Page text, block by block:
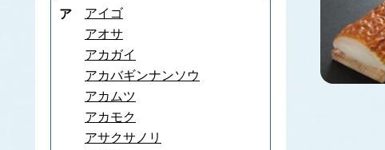
ア
アイゴ
アオサ
アカガイ
アカバギンナンソウ
アカムツ
アカモク
アサクサノリ